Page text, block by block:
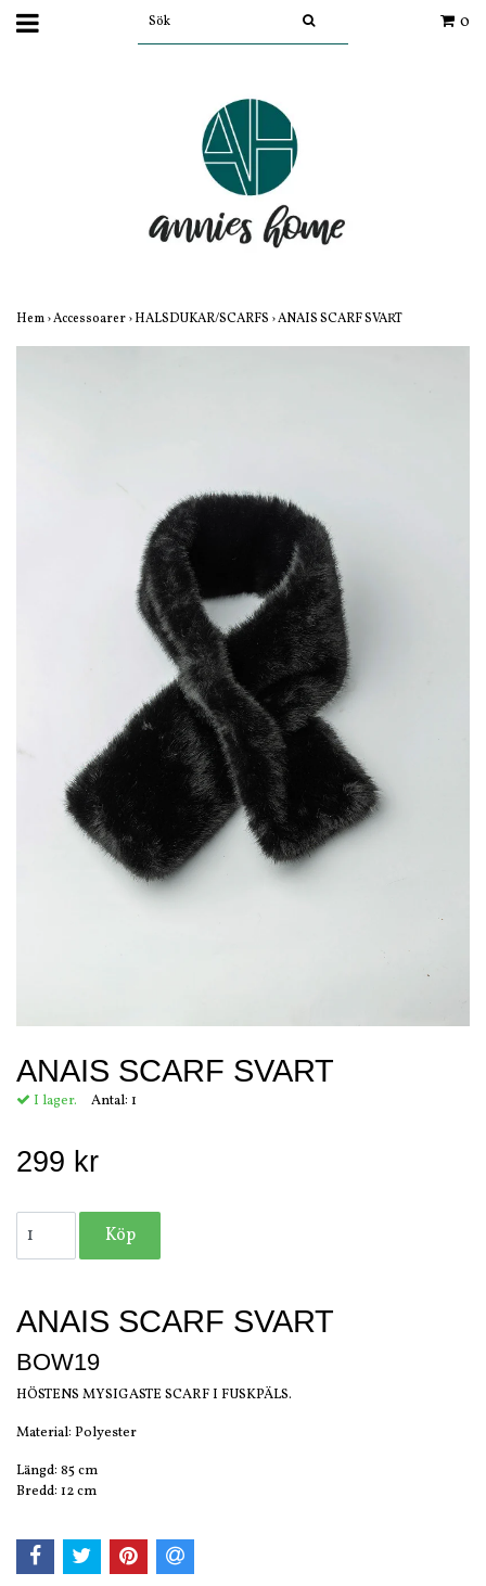
0
Hem›Accessoarer›HALSDUKAR/SCARFS ›ANAIS SCARF SVART
ANAIS SCARF SVART
I lager. Antal: 1
299 kr
ANAIS SCARF SVART
BOW19
HÖSTENS MYSIGASTE SCARF I FUSKPÄLS.
Material: Polyester
Längd: 85 cm
Bredd: 12 cm